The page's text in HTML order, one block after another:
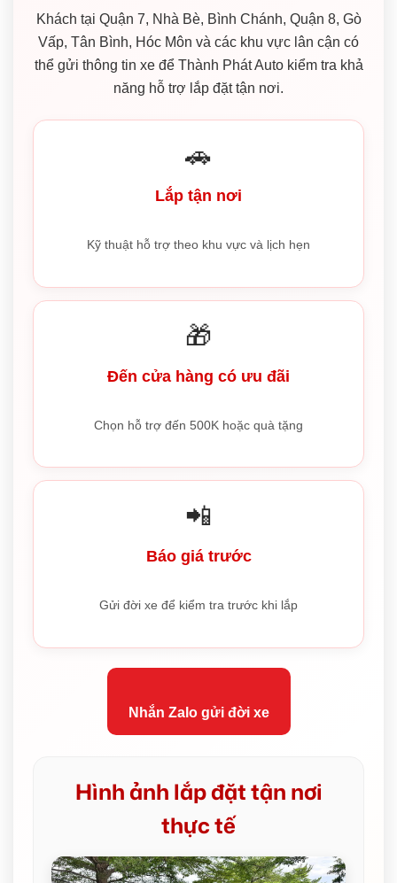
Khách tại Quận 7, Nhà Bè, Bình Chánh, Quận 8, Gò
Vấp, Tân Bình, Hóc Môn và các khu vực lân cận có
thể gửi thông tin xe để Thành Phát Auto kiểm tra khả
năng hỗ trợ lắp đặt tận nơi.
🚗
Lắp tận nơi
Kỹ thuật hỗ trợ theo khu vực và lịch hẹn
🎁
Đến cửa hàng có ưu đãi
Chọn hỗ trợ đến 500K hoặc quà tặng
📲
Báo giá trước
Gửi đời xe để kiểm tra trước khi lắp
Nhắn Zalo gửi đời xe
Hình ảnh lắp đặt tận nơi
thực tế